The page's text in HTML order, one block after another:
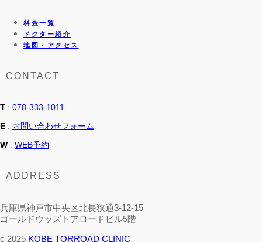
料金一覧
ドクター紹介
地図・アクセス
CONTACT
T : 078-333-1011
E : お問い合わせフォーム
W : WEB予約
ADDRESS
兵庫県神戸市中央区北長狭通3-12-15
ゴールドウッズトアロードビル5階
c 2025 KOBE TORROAD CLINIC